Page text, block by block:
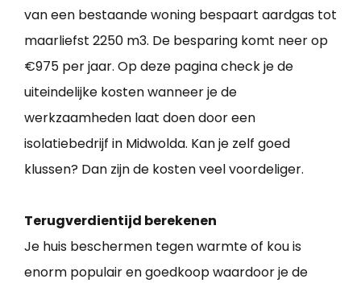
van een bestaande woning bespaart aardgas tot
maarliefst 2250 m3. De besparing komt neer op
€975 per jaar. Op deze pagina check je de
uiteindelijke kosten wanneer je de
werkzaamheden laat doen door een
isolatiebedrijf in Midwolda. Kan je zelf goed
klussen? Dan zijn de kosten veel voordeliger.
Terugverdientijd berekenen
Je huis beschermen tegen warmte of kou is
enorm populair en goedkoop waardoor je de